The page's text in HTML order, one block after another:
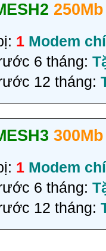
250Mb
1 Modem
6 tháng:
12 tháng:
300Mb
1 Modem
6 tháng:
12 tháng: